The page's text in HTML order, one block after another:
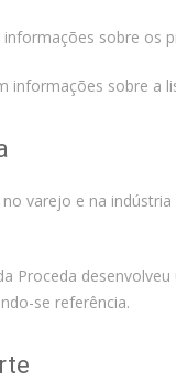
sobre os
informações sobre a
varejo e na
Proceda
se referência.